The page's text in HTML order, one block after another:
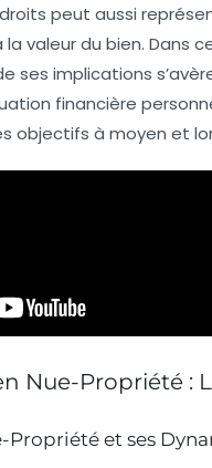
peut aussi
la valeur du bien.
ses implications
financière
objectifs à moyen et
Nue-Propriété :
Propriété et ses